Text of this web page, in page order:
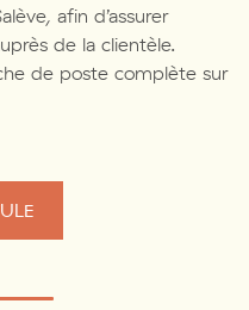
afin d’assurer
de la clientèle.
de poste complète sur